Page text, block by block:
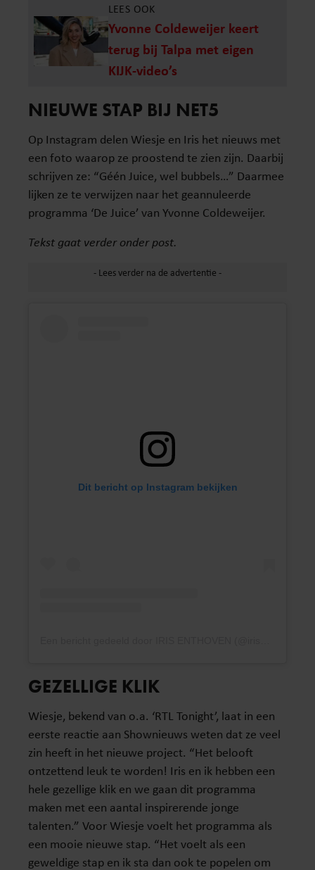
LEES OOK
Yvonne Coldeweijer keert
terug bij Talpa met eigen
KIJK-video’s
NIEUWE STAP BIJ NET5
Op Instagram delen Wiesje en Iris het nieuws met
een foto waarop ze proostend te zien zijn. Daarbij
schrijven ze: “Géén Juice, wel bubbels…” Daarmee
lijken ze te verwijzen naar het geannuleerde
programma ‘De Juice’ van Yvonne Coldeweijer.
Tekst gaat verder onder post.
Dit bericht op Instagram bekijken
GEZELLIGE KLIK
Wiesje, bekend van o.a. ‘RTL Tonight’, laat in een
eerste reactie aan Shownieuws weten dat ze veel
zin heeft in het nieuwe project. “Het belooft
ontzettend leuk te worden! Iris en ik hebben een
hele gezellige klik en we gaan dit programma
maken met een aantal inspirerende jonge
talenten.” Voor Wiesje voelt het programma als
een mooie nieuwe stap. “Het voelt als een
geweldige stap en ik sta dan ook te popelen om